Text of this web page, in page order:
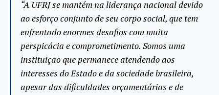
“A UFRJ se mantém na liderança nacional devido
ao esforço conjunto de seu corpo social, que tem
enfrentado enormes desafios com muita
perspicácia e comprometimento. Somos uma
instituição que permanece atendendo aos
interesses do Estado e da sociedade brasileira,
apesar das dificuldades orçamentárias e de